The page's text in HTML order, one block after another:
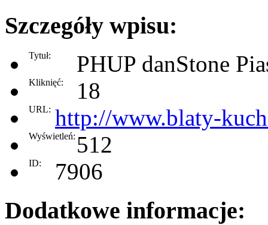
Szczegóły wpisu:
Tytuł: PHUP danStone
Kliknięć: 18
URL: http://www.blaty-
Wyświetleń: 512
ID: 7906
Dodatkowe informacje: